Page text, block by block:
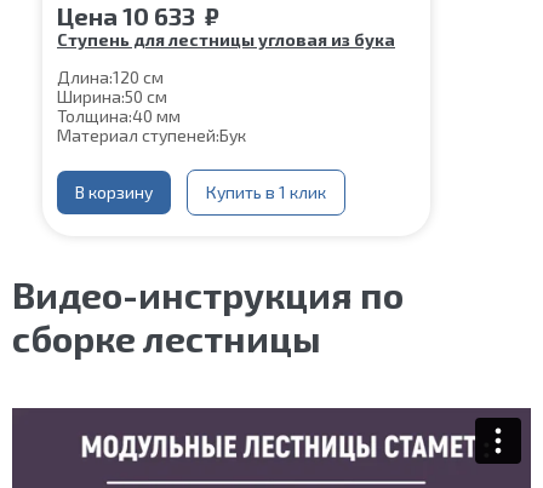
Цена 10 633 ₽
Ступень для лестницы угловая из бука
Длина:120 см
Ширина:50 см
Толщина:40 мм
Материал ступеней:Бук
В корзину Купить в 1 клик
Видео-инструкция по
сборке лестницы